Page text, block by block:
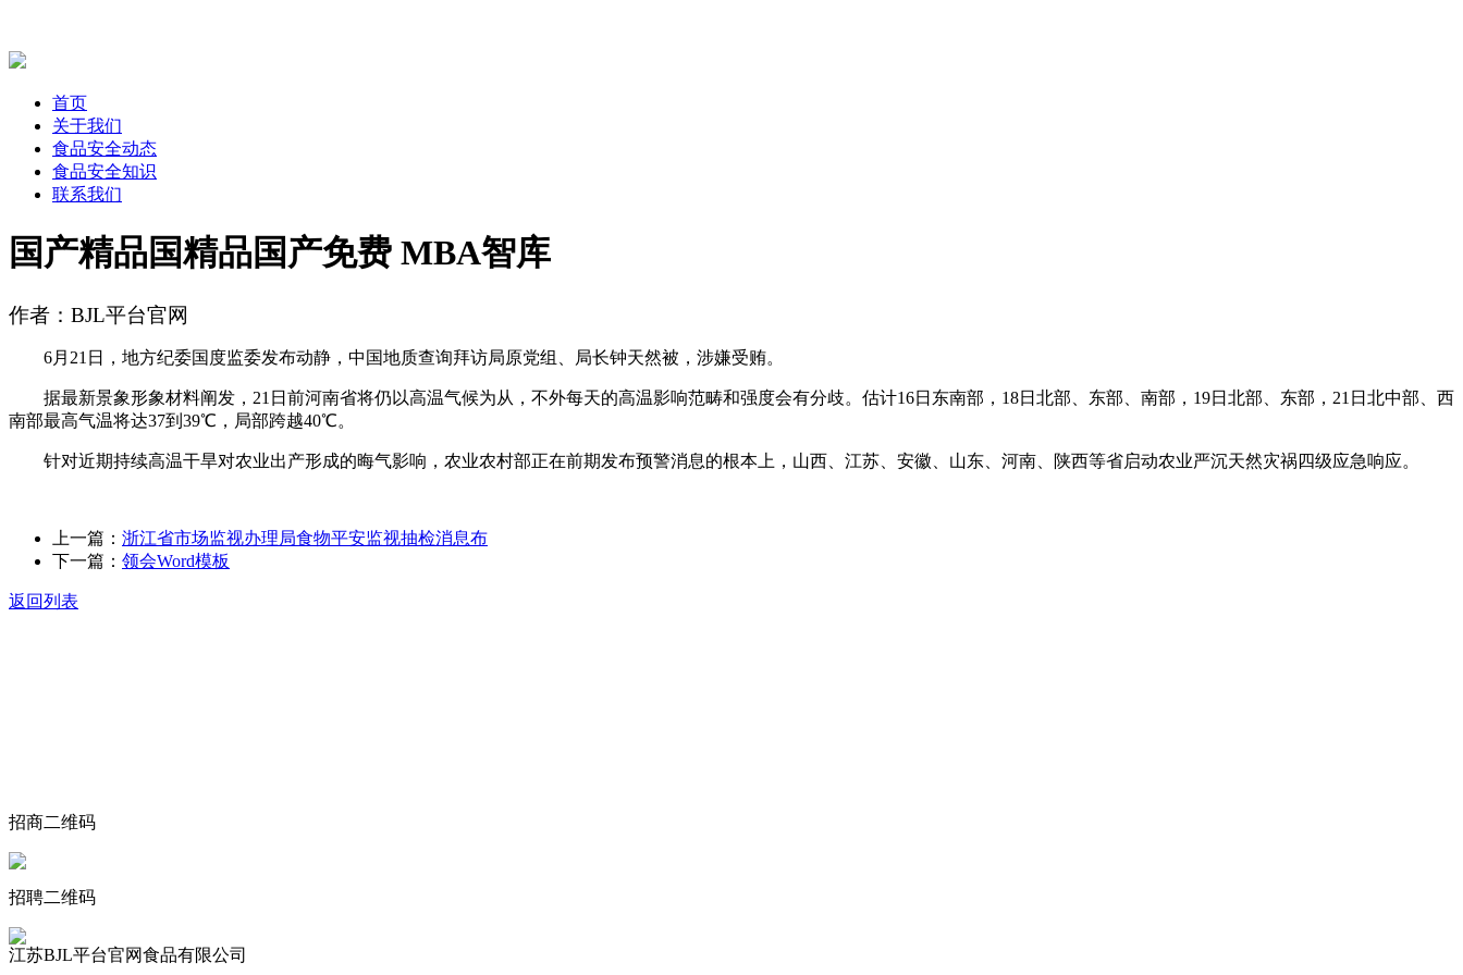
首页
关于我们
食品安全动态
食品安全知识
联系我们
国产精品国精品国产免费 MBA智库
作者：BJL平台官网
6月21日，地方纪委国度监委发布动静，中国地质查询拜访局原党组、局长钟天然被，涉嫌受贿。
据最新景象形象材料阐发，21日前河南省将仍以高温气候为从，不外每天的高温影响范畴和强度会有分歧。估计16日东南部，18日北部、东部、南部，19日北部、东部，21日北中部、西
南部最高气温将达37到39℃，局部跨越40℃。
针对近期持续高温干旱对农业出产形成的晦气影响，农业农村部正在前期发布预警消息的根本上，山西、江苏、安徽、山东、河南、陕西等省启动农业严沉天然灾祸四级应急响应。
上一篇： 浙江省市场监视办理局食物平安监视抽检消息布
下一篇： 领会Word模板
返回列表
招商二维码
招聘二维码
江苏BJL平台官网食品有限公司